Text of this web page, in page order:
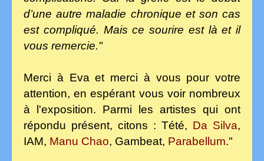
d’une autre maladie chronique et son cas
est compliqué. Mais ce sourire est là et il
vous remercie."
Merci à Eva et merci à vous pour votre
attention, en espérant vous voir nombreux
à l'exposition. Parmi les artistes qui ont
répondu présent, citons : Tété, Da Silva,
IAM, Manu Chao, Gambeat, Parabellum."